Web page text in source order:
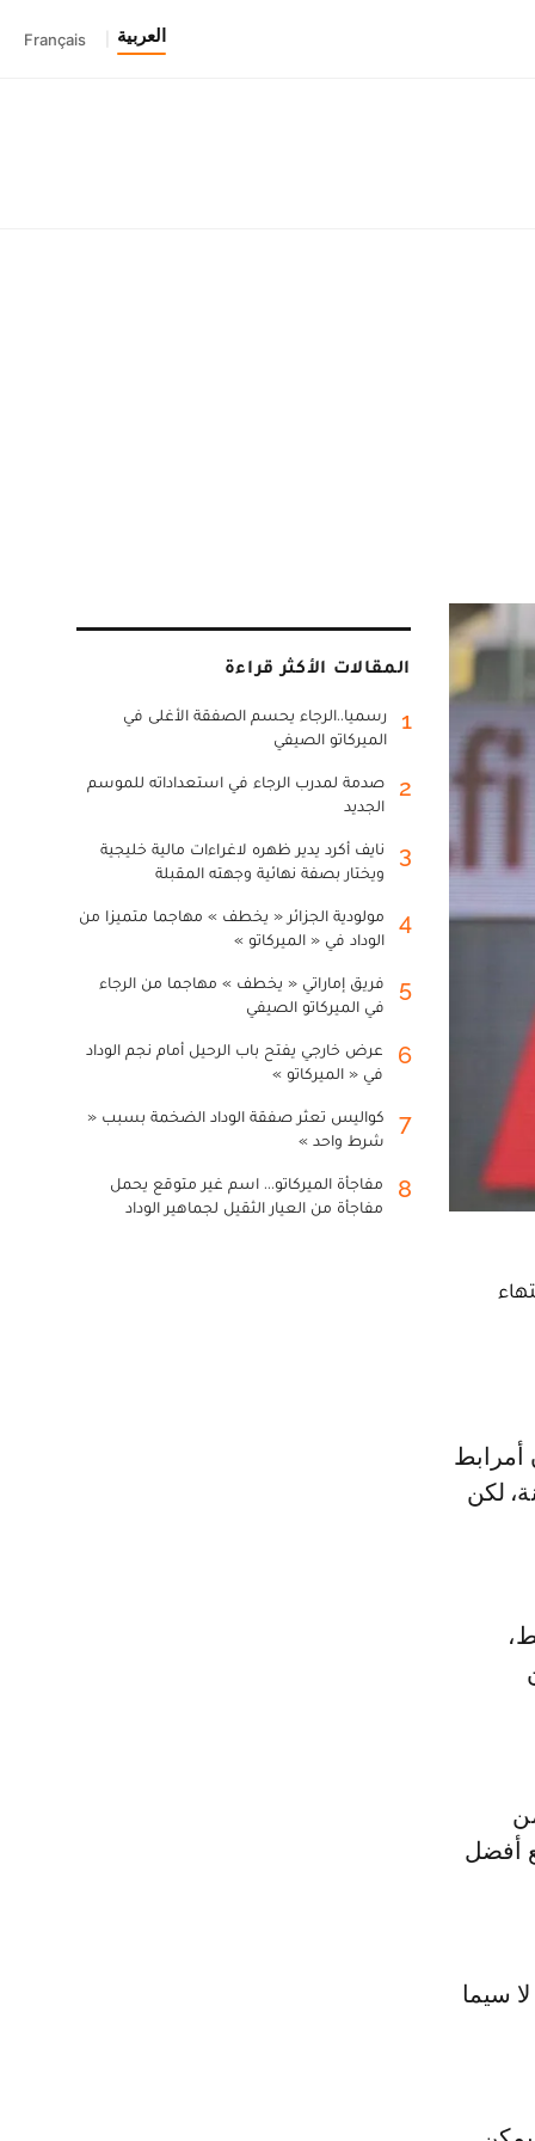
العربية Français
لكن
أفضل
سيما
المقالات الأكثر قراءة
1
رسميا..الرجاء يحسم الصفقة الأغلى في
الميركاتو الصيفي
2
صدمة لمدرب الرجاء في استعداداته للموسم
الجديد
3
نايف أكرد يدير ظهره لاغراءات مالية خليجية
ويختار بصفة نهائية وجهته المقبلة
4
مولودية الجزائر « يخطف » مهاجما متميزا من
الوداد في « الميركاتو »
5
فريق إماراتي « يخطف » مهاجما من الرجاء
في الميركاتو الصيفي
6
عرض خارجي يفتح باب الرحيل أمام نجم الوداد
في « الميركاتو »
7
كواليس تعثر صفقة الوداد الضخمة بسبب «
شرط واحد »
8
مفاجأة الميركاتو... اسم غير متوقع يحمل
مفاجأة من العيار الثقيل لجماهير الوداد